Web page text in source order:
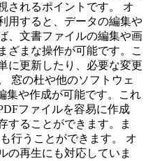
されるポイントです。 オ
用すると、データの編集や
、文書ファイルの編集や画
ざまな操作が可能です。こ
に更新したり、必要な変更
窓の杜や他のソフトウェ
集や作成が可能です。これ
ファイルを容易に作成
することができます。ま
行うことができます。 オ
の再生にも対応していま